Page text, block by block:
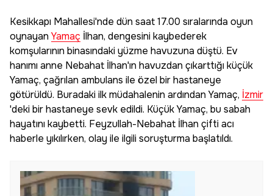
Kesikkapı Mahallesi'nde dün saat 17.00 sıralarında oyun
oynayan Yamaç İlhan, dengesini kaybederek
komşularının binasındaki yüzme havuzuna düştü. Ev
hanımı anne Nebahat İlhan'ın havuzdan çıkarttığı küçük
Yamaç, çağrılan ambulans ile özel bir hastaneye
götürüldü. Buradaki ilk müdahalenin ardından Yamaç, İzmir
'deki bir hastaneye sevk edildi. Küçük Yamaç, bu sabah
hayatını kaybetti. Feyzullah-Nebahat İlhan çifti acı
haberle yıkılırken, olay ile ilgili soruşturma başlatıldı.